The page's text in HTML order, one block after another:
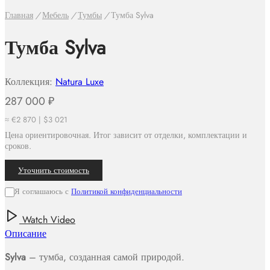
Главная / Мебель / Тумбы /Тумба Sylva
Тумба Sylva
Коллекция: Natura Luxe
287 000 ₽
≈ €2 870 | $3 021
Цена ориентировочная. Итог зависит от отделки, комплектации и
сроков.
Уточнить стоимость
Я соглашаюсь с Политикой конфиденциальности
Watch Video
Описание
Sylva – тумба, созданная самой природой.